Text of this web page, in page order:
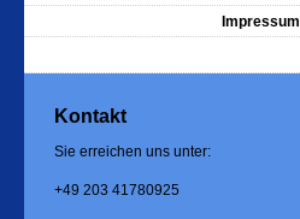
Impressum
Kontakt
Sie erreichen uns unter:
+49 203 41780925